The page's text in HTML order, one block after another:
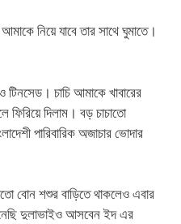
নিয়ে যাবে তার সাথে ঘুমাতে।
টিনসেড। চাচি আমাকে খাবারের
দিলাম। বড় চাচাতো
পারিবারিক অজাচার ভোদার
বোন শশুর বাড়িতে থাকলেও এবার
দুলাভাইও আসবেন ইদ এর